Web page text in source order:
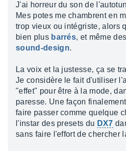
J'ai horreur du son de
Mes potes me chambrent en
trop vieux ou intégriste, alors
bien plus barrés, et même
sound-design.
La voix et la justesse, ça se
Je considère le fait d'utiliser
"effet" pour être à la mode,
paresse. Une façon
faire passer comme quelque
l'instar des presets du DX7
sans faire l'effort de chercher